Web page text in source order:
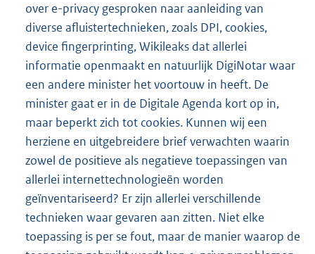
over e-privacy gesproken naar aanleiding van
diverse afluistertechnieken, zoals DPI, cookies,
device fingerprinting, Wikileaks dat allerlei
informatie openmaakt en natuurlijk DigiNotar waar
een andere minister het voortouw in heeft. De
minister gaat er in de Digitale Agenda kort op in,
maar beperkt zich tot cookies. Kunnen wij een
herziene en uitgebreidere brief verwachten waarin
zowel de positieve als negatieve toepassingen van
allerlei internettechnologieën worden
geïnventariseerd? Er zijn allerlei verschillende
technieken waar gevaren aan zitten. Niet elke
toepassing is per se fout, maar de manier waarop de